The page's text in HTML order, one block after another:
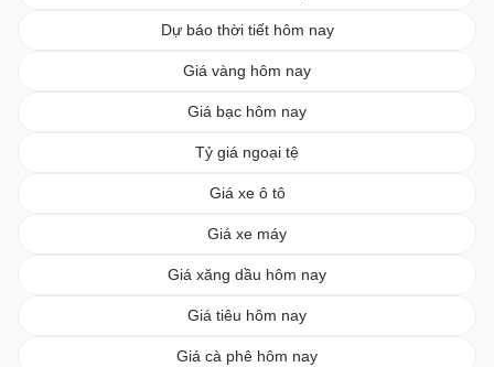
Dự báo thời tiết hôm nay
Giá vàng hôm nay
Giá bạc hôm nay
Tỷ giá ngoại tệ
Giá xe ô tô
Giá xe máy
Giá xăng dầu hôm nay
Giá tiêu hôm nay
Giá cà phê hôm nay